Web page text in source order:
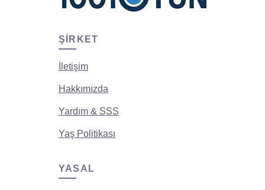
ŞIRKET
İletişim
Hakkımızda
Yardım & SSS
Yaş Politikası
YASAL